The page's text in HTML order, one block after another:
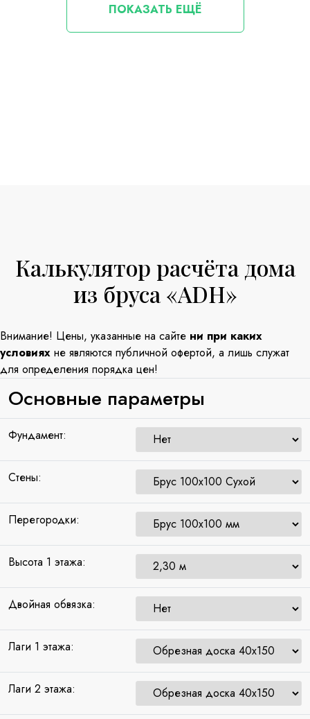
ПОКАЗАТЬ ЕЩЁ
Калькулятор расчёта дома
из бруса «ADH»
Внимание! Цены, указанные на сайте ни при каких
условиях не являются публичной офертой, а лишь служат
для определения порядка цен!
Основные параметры
Фундамент:
Стены:
Перегородки:
Высота 1 этажа:
Двойная обвязка:
Лаги 1 этажа:
Лаги 2 этажа: